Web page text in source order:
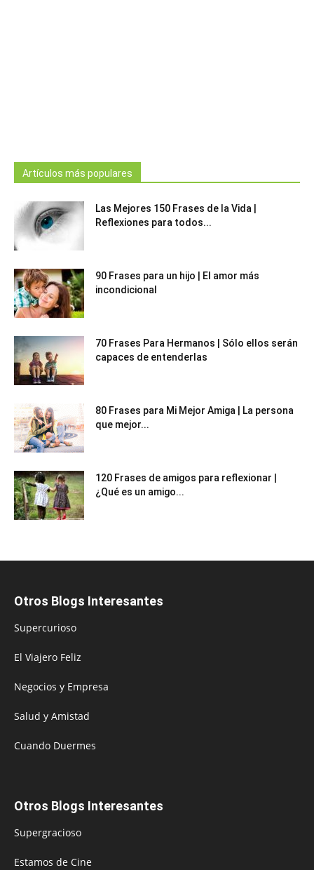
Artículos más populares
Las Mejores 150 Frases de la Vida |
Reflexiones para todos...
90 Frases para un hijo | El amor más
incondicional
70 Frases Para Hermanos | Sólo ellos serán
capaces de entenderlas
80 Frases para Mi Mejor Amiga | La persona
que mejor...
120 Frases de amigos para reflexionar |
¿Qué es un amigo...
Otros Blogs Interesantes
Supercurioso
El Viajero Feliz
Negocios y Empresa
Salud y Amistad
Cuando Duermes
Otros Blogs Interesantes
Supergracioso
Estamos de Cine